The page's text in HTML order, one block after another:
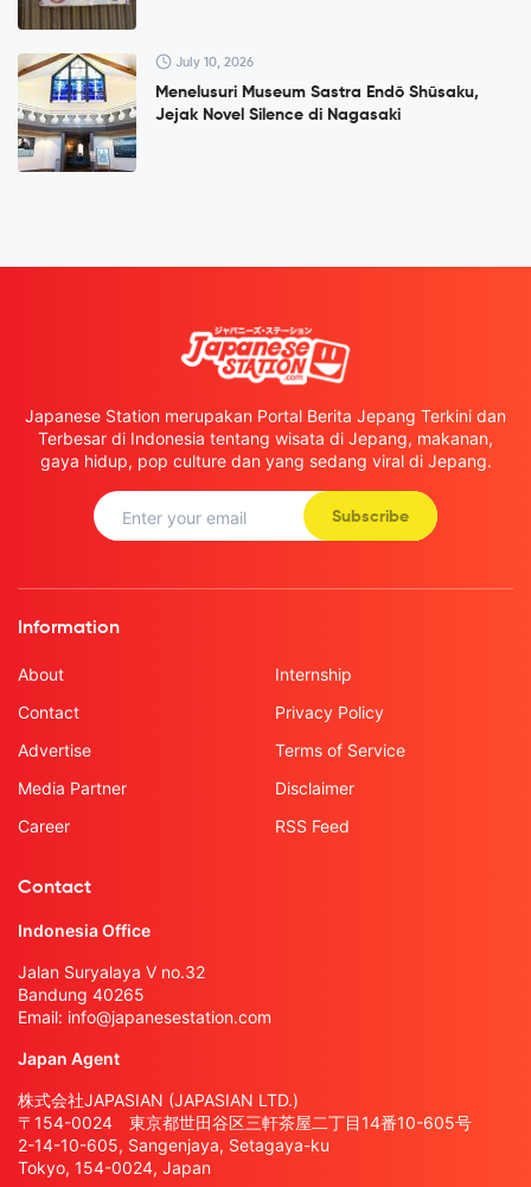
July 10, 2026
Menelusuri Museum Sastra Endō Shūsaku,
Jejak Novel Silence di Nagasaki
Japanese Station merupakan Portal Berita Jepang Terkini dan
Terbesar di Indonesia tentang wisata di Jepang, makanan,
gaya hidup, pop culture dan yang sedang viral di Jepang.
Subscribe
Information
About
Contact
Advertise
Media Partner
Career
Internship
Privacy Policy
Terms of Service
Disclaimer
RSS Feed
Contact
Indonesia Office
Jalan Suryalaya V no.32
Bandung 40265
Email: info@japanesestation.com
Japan Agent
株式会社JAPASIAN (JAPASIAN LTD.)
〒154-0024 東京都世田谷区三軒茶屋二丁目14番10-605号
2-14-10-605, Sangenjaya, Setagaya-ku
Tokyo, 154-0024, Japan